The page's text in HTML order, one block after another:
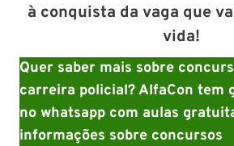
à conquista da vaga que
vida!
Quer saber mais sobre
carreira policial? AlfaCon tem
no whatsapp com aulas
informações sobre concursos